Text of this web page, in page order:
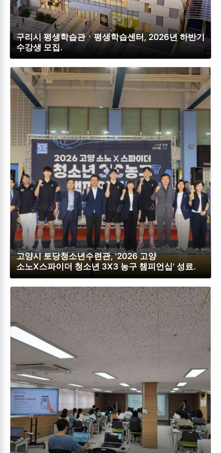
구리시 평생학습관ㆍ평생학습센터, 2026년 하반기
수강생 모집.
고양시 토당청소년수련관, '2026 고양
소노X스파이더 청소년 3X3 농구 챔피언십' 성료.